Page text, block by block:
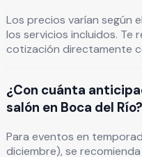
Los precios varían según
los servicios incluidos. Te
cotización directamente
¿Con cuánta
salón en Boca del Río?
Para eventos en
diciembre), se